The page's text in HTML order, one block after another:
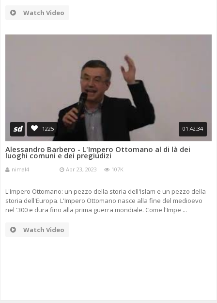
Watch Video
sd 1225 01:42:34
Alessandro Barbero - L'Impero Ottomano al di là dei
luoghi comuni e dei pregiudizi
nimal4 Apr 23, 2023 107K
L'Impero Ottomano: un pezzo della storia dell'Islam e un pezzo della
storia dell'Europa. L'Impero Ottomano nasce alla fine del medioevo
nel '300 e dura fino alla prima guerra mondiale. Come l'Impe ...
Watch Video